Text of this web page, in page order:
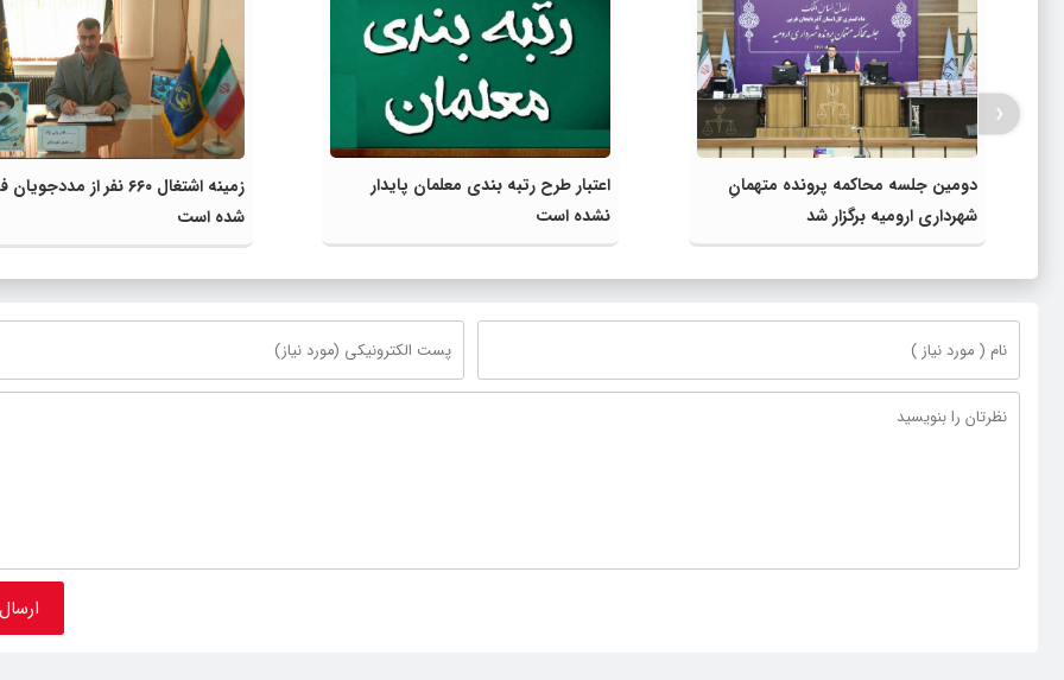
دومین جلسه محاکمه پرونده متهمانِ
شهرداری ارومیه برگزار شد
اعتبار طرح رتبه بندی معلمان پایدار
نشده است
زمینه اشتغال ۶۶۰ نفر از
شده است
‹